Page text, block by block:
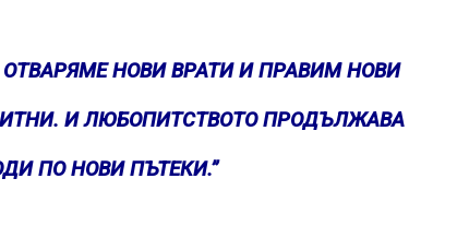
НОВИ ВРАТИ И ПРАВИМ НОВИ
И ЛЮБОПИТСТВОТО ПРОДЪЛЖАВА
ПО НОВИ ПЪТЕКИ.”